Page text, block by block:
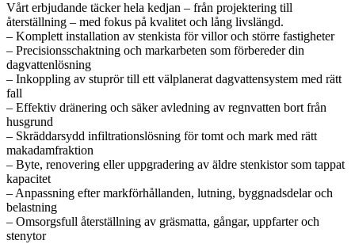
Vårt erbjudande täcker hela kedjan – från projektering till
återställning – med fokus på kvalitet och lång livslängd.
– Komplett installation av stenkista för villor och större fastigheter
– Precisionsschaktning och markarbeten som förbereder din
dagvattenlösning
– Inkoppling av stuprör till ett välplanerat dagvattensystem med rätt
fall
– Effektiv dränering och säker avledning av regnvatten bort från
husgrund
– Skräddarsydd infiltrationslösning för tomt och mark med rätt
makadamfraktion
– Byte, renovering eller uppgradering av äldre stenkistor som tappat
kapacitet
– Anpassning efter markförhållanden, lutning, byggnadsdelar och
belastning
– Omsorgsfull återställning av gräsmatta, gångar, uppfarter och
stenytor